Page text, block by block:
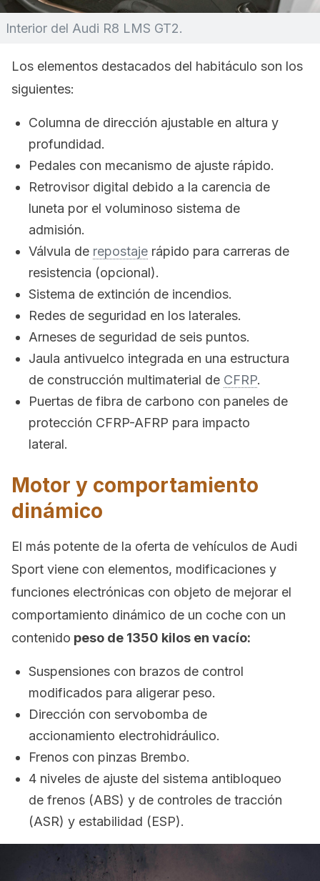
Interior del Audi R8 LMS GT2.
Los elementos destacados del habitáculo son los
siguientes:
Columna de dirección ajustable en altura y
profundidad.
Pedales con mecanismo de ajuste rápido.
Retrovisor digital debido a la carencia de
luneta por el voluminoso sistema de
admisión.
Válvula de repostaje rápido para carreras de
resistencia (opcional).
Sistema de extinción de incendios.
Redes de seguridad en los laterales.
Arneses de seguridad de seis puntos.
Jaula antivuelco integrada en una estructura
de construcción multimaterial de CFRP.
Puertas de fibra de carbono con paneles de
protección CFRP-AFRP para impacto
lateral.
Motor y comportamiento
dinámico
El más potente de la oferta de vehículos de Audi
Sport viene con elementos, modificaciones y
funciones electrónicas con objeto de mejorar el
comportamiento dinámico de un coche con un
contenido peso de 1350 kilos en vacío:
Suspensiones con brazos de control
modificados para aligerar peso.
Dirección con servobomba de
accionamiento electrohidráulico.
Frenos con pinzas Brembo.
4 niveles de ajuste del sistema antibloqueo
de frenos (ABS) y de controles de tracción
(ASR) y estabilidad (ESP).